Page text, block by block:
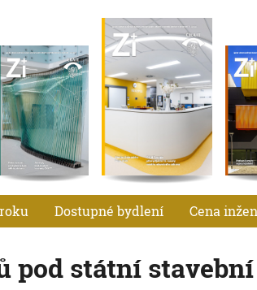
Dostupné bydlení Cena
pod státní stavební